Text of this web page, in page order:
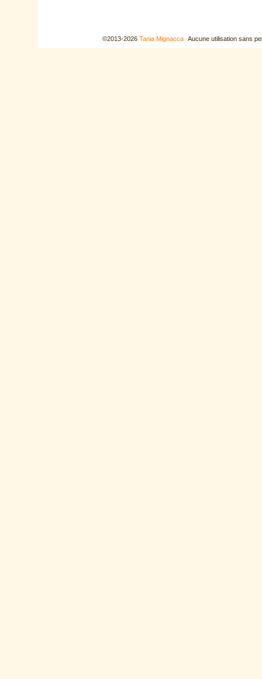
©2013-2026 Tania Mignacca Aucune utilisation sans